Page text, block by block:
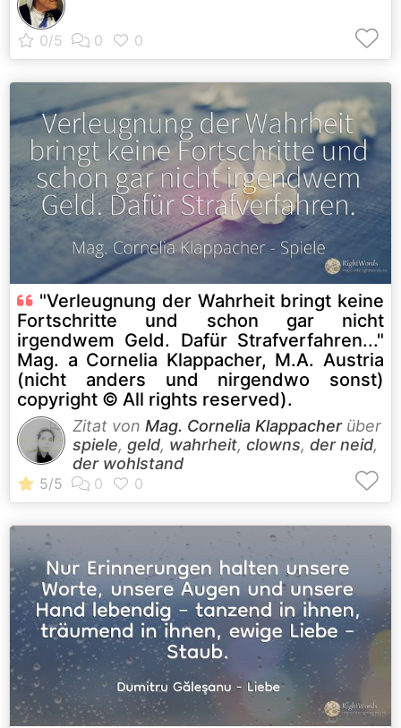
"Verleugnung der Wahrheit bringt keine
Fortschritte und schon gar nicht
irgendwem Geld. Dafür Strafverfahren..."
Mag. a Cornelia Klappacher, M.A. Austria
(nicht anders und nirgendwo sonst)
copyright © All rights reserved).
Zitat von Mag. Cornelia Klappacherüber
spiele, geld, wahrheit, clowns, der neid,
der wohlstand